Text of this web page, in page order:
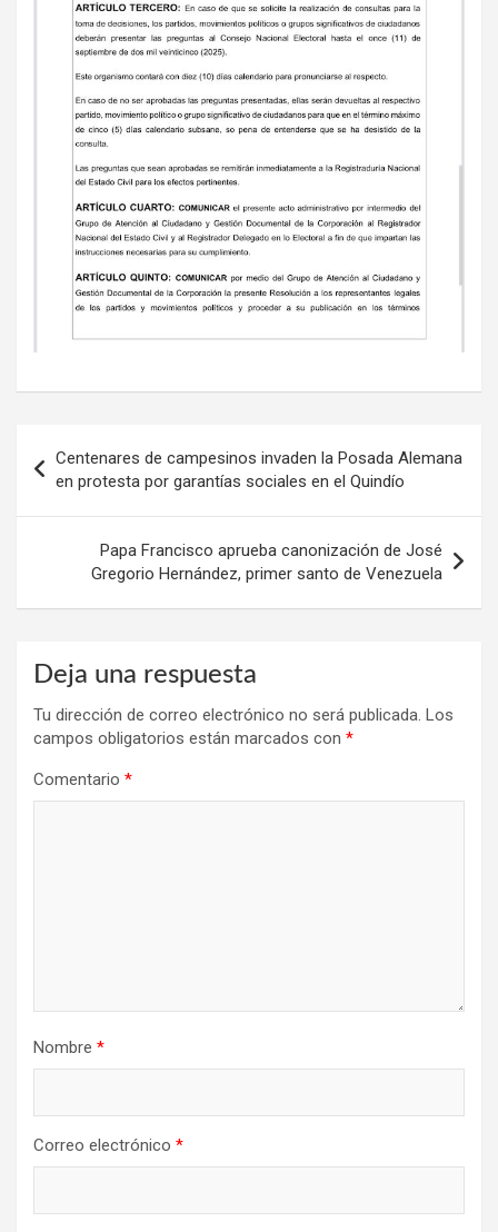
de
entradas
Centenares de campesinos invaden la Posada Alemana
en protesta por garantías sociales en el Quindío
Papa Francisco aprueba canonización de José
Gregorio Hernández, primer santo de Venezuela
Deja una respuesta
Tu dirección de correo electrónico no será publicada. Los
campos obligatorios están marcados con *
Comentario *
Nombre *
Correo electrónico *